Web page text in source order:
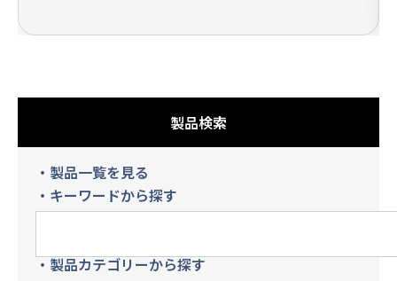
製品検索
・製品一覧を見る
・キーワードから探す
・製品カテゴリーから探す